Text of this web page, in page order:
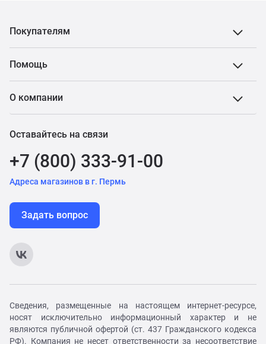
Покупателям
Помощь
О компании
Оставайтесь на связи
+7 (800) 333-91-00
Адреса магазинов в г. Пермь
Задать вопрос
Сведения, размещенные на настоящем интернет-ресурсе,
носят исключительно информационный характер и не
являются публичной офертой (ст. 437 Гражданского кодекса
РФ). Компания не несет ответственности за несоответствие